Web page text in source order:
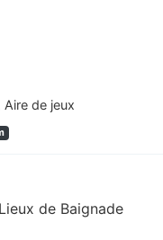
Aire de jeux
de Baignade